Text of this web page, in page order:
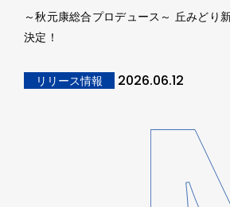
～秋元康総合プロデュース～ 丘みどり
決定！
リリース情報 2026.06.12